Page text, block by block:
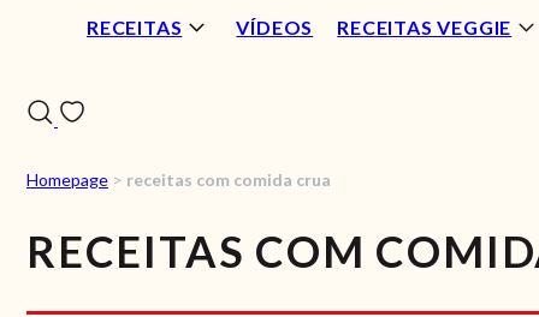
RECEITAS VÍDEOS RECEITAS VEGGIE
Homepage > receitas com comida crua
RECEITAS COM